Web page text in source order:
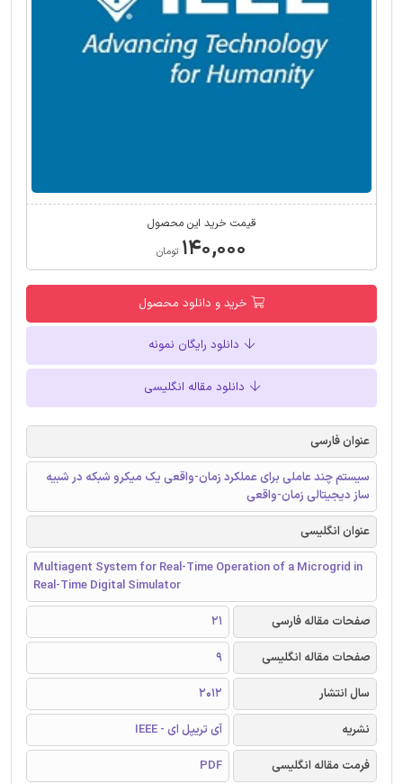
قیمت خرید این محصول
۱۴۰,۰۰۰ تومان
خرید و دانلود محصول
دانلود رایگان نمونه
دانلود مقاله انگلیسی
عنوان فارسی
سیستم چند عاملی برای عملکرد زمان-واقعی یک میکرو شبکه در شبیه
ساز دیجیتالی زمان-واقعی
عنوان انگلیسی
Multiagent System for Real-Time Operation of a Microgrid in
Real-Time Digital Simulator
صفحات مقاله فارسی
21
صفحات مقاله انگلیسی
9
سال انتشار
2012
نشریه
آی تریپل ای - IEEE
فرمت مقاله انگلیسی
PDF